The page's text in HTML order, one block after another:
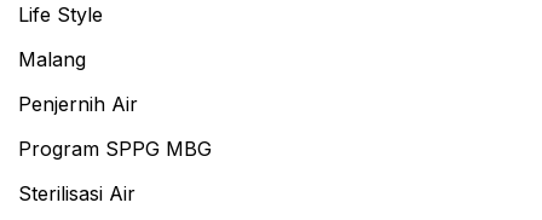
Life Style
Malang
Penjernih Air
Program SPPG MBG
Sterilisasi Air